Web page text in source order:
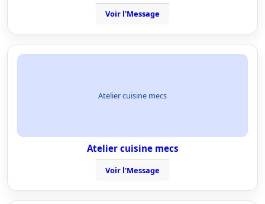
Voir l'Message
Atelier cuisine mecs
Atelier cuisine mecs
Voir l'Message